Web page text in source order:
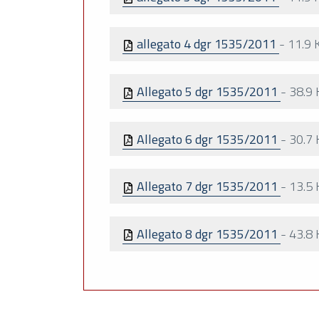
allegato 4 dgr 1535/2011 - 11.9
Allegato 5 dgr 1535/2011 - 38.9
Allegato 6 dgr 1535/2011 - 30.7
Allegato 7 dgr 1535/2011 - 13.5
Allegato 8 dgr 1535/2011 - 43.8